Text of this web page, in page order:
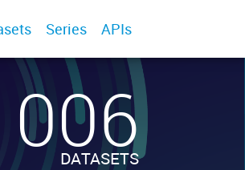
Series APIs
006
DATASETS